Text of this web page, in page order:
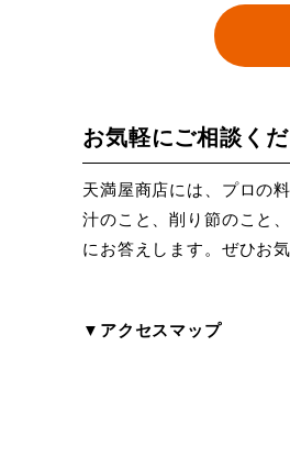
お気軽にご相談くだ
天満屋商店には、プロの
汁のこと、削り節のこと
にお答えします。ぜひお
▼アクセスマップ